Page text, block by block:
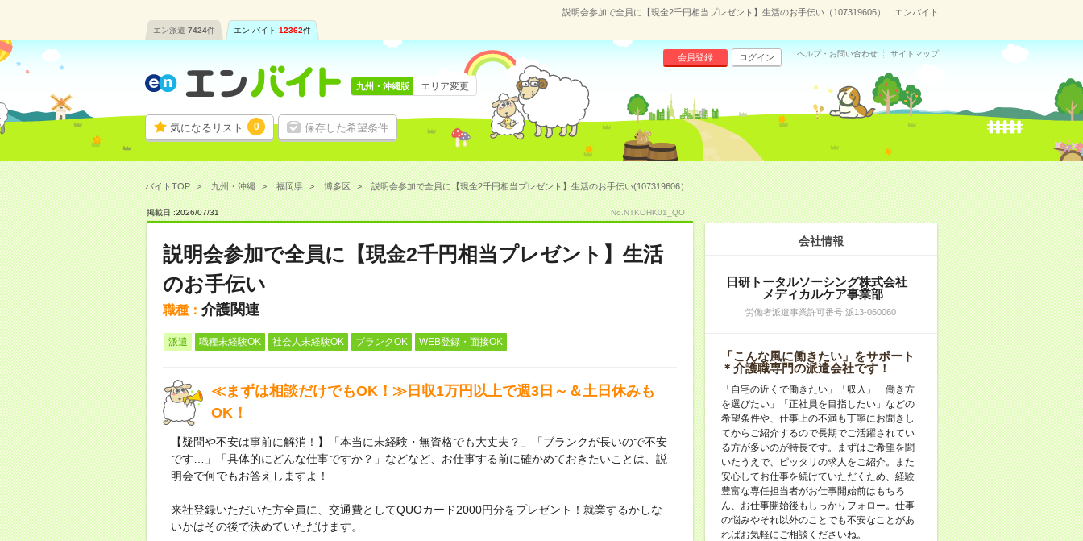
説明会参加で全員に【現金2千円相当プレゼント】生活のお手伝い（107319606）｜エンバイト
エン派遣 7424件 エン バイト 12362件
気になるリスト 0 保存した希望条件
会員登録 ログイン ヘルプ・お問い合わせ サイトマップ
九州・沖縄版 エリア変更
バイトTOP 九州・沖縄 福岡県 博多区 説明会参加で全員に【現金2千円相当プレゼント】生活のお手伝い(107319606）
掲載日 :2026/07/31 No.NTKOHK01_QO
説明会参加で全員に【現金2千円相当プレゼント】生活
のお手伝い
職種： 介護関連
派遣 職種未経験OK 社会人未経験OK ブランクOK WEB登録・面接OK
≪まずは相談だけでもOK！≫日収1万円以上で週3日～＆土日休みも
OK！
【疑問や不安は事前に解消！】「本当に未経験・無資格でも大丈夫？」「ブランクが長いので不安
です…」「具体的にどんな仕事ですか？」などなど、お仕事する前に確かめておきたいことは、説
明会で何でもお答えしますよ！
来社登録いただいた方全員に、交通費としてQUOカード2000円分をプレゼント！就業するかしな
いかはその後で決めていただけます。
会社情報
日研トータルソーシング株式会社
メディカルケア事業部
労働者派遣事業許可番号:派13-060060
「こんな風に働きたい」をサポート
＊介護職専門の派遣会社です！
「自宅の近くで働きたい」「収入」「働き方
を選びたい」「正社員を目指したい」などの
希望条件や、仕事上の不満も丁寧にお聞きし
てからご紹介するので長期でご活躍されてい
る方が多いのが特長です。まずはご希望を聞
いたうえで、ピッタリの求人をご紹介。また
安心してお仕事を続けていただくため、経験
豊富な専任担当者がお仕事開始前はもちろ
ん、お仕事開始後もしっかりフォロー。仕事
の悩みやそれ以外のことでも不安なことがあ
ればお気軽にご相談くださいね。